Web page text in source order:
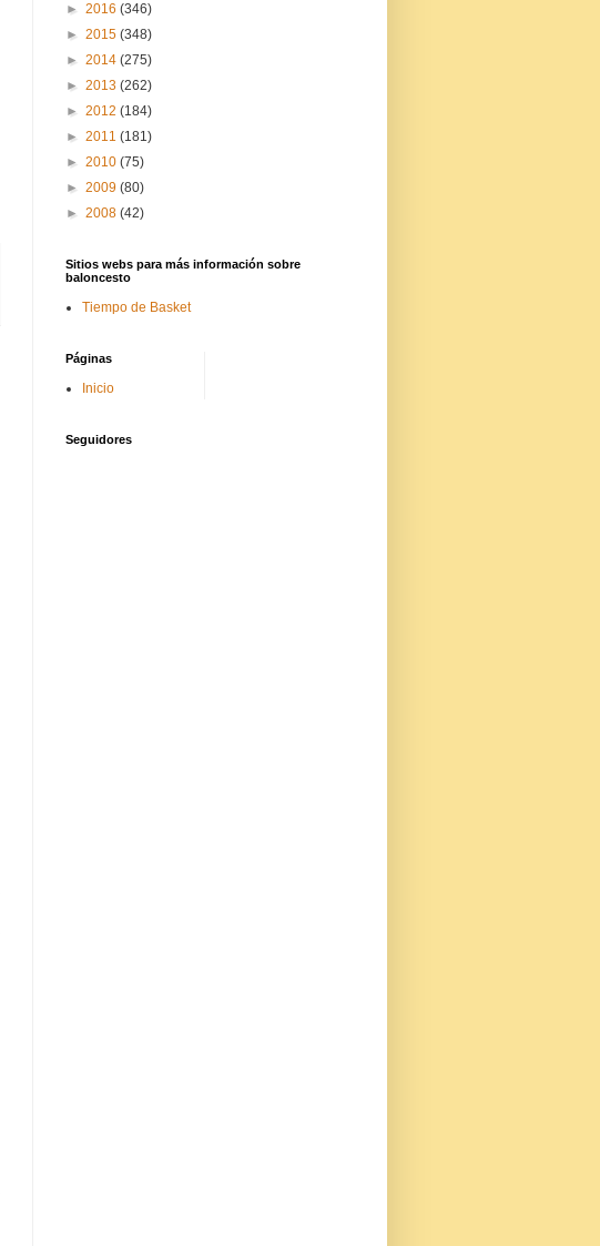
► 2016 (346)
► 2015 (348)
► 2014 (275)
► 2013 (262)
► 2012 (184)
► 2011 (181)
► 2010 (75)
► 2009 (80)
► 2008 (42)
Sitios webs para más información sobre
baloncesto
Tiempo de Basket
Páginas
Inicio
Seguidores